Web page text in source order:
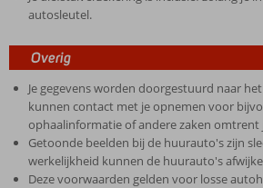
autosleutel.
Overig
Je gegevens worden doorgestuurd naar
kunnen contact met je opnemen voor
ophaalinformatie of andere zaken
Getoonde beelden bij de huurauto's zijn
werkelijkheid kunnen de huurauto's
Deze voorwaarden gelden voor losse